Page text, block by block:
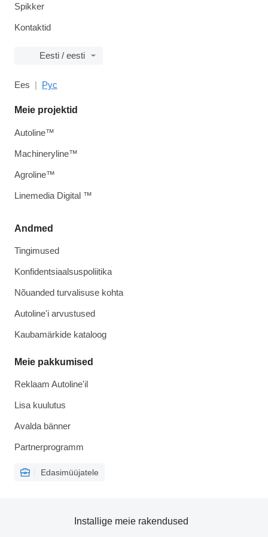
Spikker
Kontaktid
Eesti / eesti
Ees Рус
Andmed
Tingimused
Konfidentsiaalsuspoliitika
Nõuanded turvalisuse kohta
Autoline'i arvustused
Kaubamärkide kataloog
Meie pakkumised
Reklaam Autoline'il
Lisa kuulutus
Avalda bänner
Partnerprogramm
Edasimüüjatele
Meie projektid
Autoline™
Machineryline™
Agroline™
Linemedia Digital ™
Installige meie rakendused